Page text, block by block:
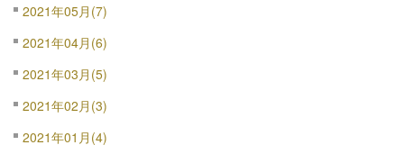
2021年05月(7)
2021年04月(6)
2021年03月(5)
2021年02月(3)
2021年01月(4)